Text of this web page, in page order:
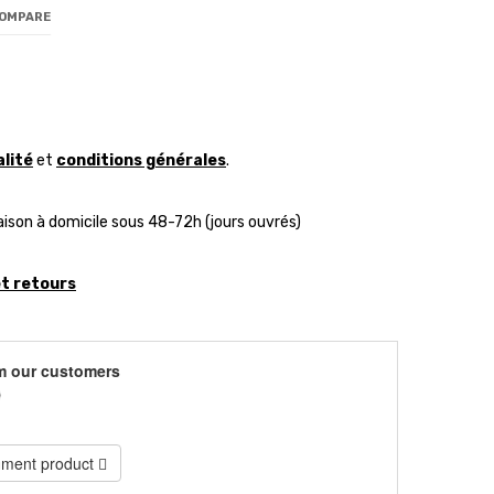
et conditions générales.
à domicile sous 48-72h (jours ouvrés)
retours
our customers
product